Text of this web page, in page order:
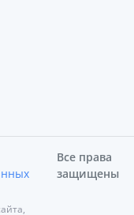
Все права
защищены